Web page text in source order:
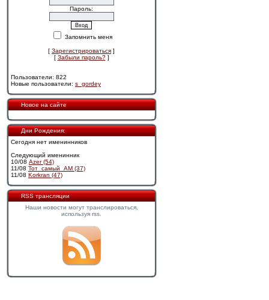
Пароль:
Запомнить меня
[ Зарегистрироваться ]
[ Забыли пароль?]
Пользователи: 822
Новые пользователи: s_gordey
Новое на сайте
Дни Рождения:
Сегодня нет именинников
Следующий именинник
10/08 Azer (54)
11/08 Тот_самый_АМ (37)
11/08 Korkran (47)
RSS трансляции
Наши новости могут транслироваться,
используя rss.